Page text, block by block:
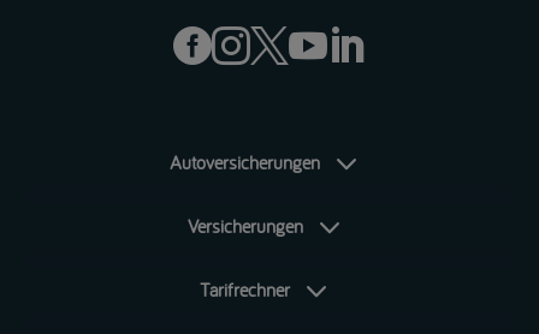

Autoversicherungen
Versicherungen
Tarifrechner